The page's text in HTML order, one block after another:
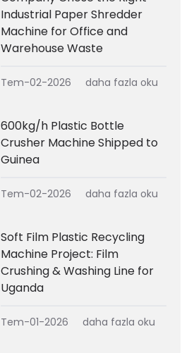
Industrial Paper Shredder
Machine for Office and
Warehouse Waste
Tem-02-2026 daha fazla oku
600kg/h Plastic Bottle
Crusher Machine Shipped to
Guinea
Tem-02-2026 daha fazla oku
Soft Film Plastic Recycling
Machine Project: Film
Crushing & Washing Line for
Uganda
Tem-01-2026 daha fazla oku